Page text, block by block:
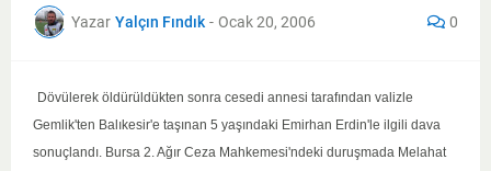
Yazar Yalçın Fındık - Ocak 20, 2006 0
Dövülerek öldürüldükten sonra cesedi annesi tarafından valizle
Gemlik'ten Balıkesir'e taşınan 5 yaşındaki Emirhan Erdin'le ilgili dava
sonuçlandı. Bursa 2. Ağır Ceza Mahkemesi'ndeki duruşmada Melahat